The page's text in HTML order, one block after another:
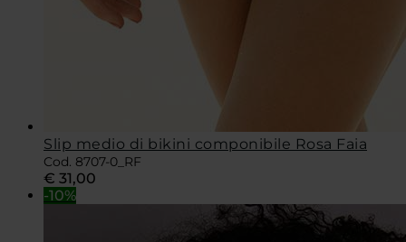
Slip medio di bikini componibile Rosa Faia
Cod. 8707-0_RF
€ 31,00
-10%